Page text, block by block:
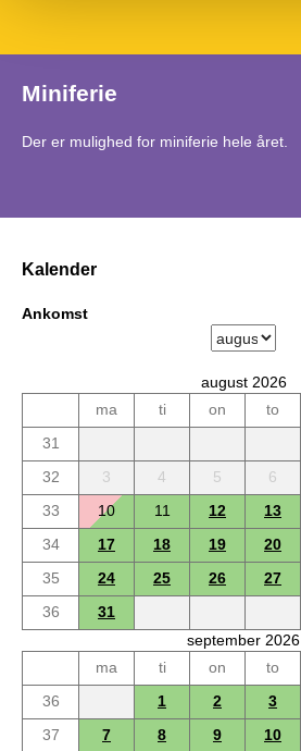
Miniferie
Der er mulighed for miniferie hele året.
Kalender
Ankomst
august 2026
ma
ti on to
31
32
3 4 5 6
33
10 11 12 13
34
17 18 19 20
35
24 25 26 27
36
31
september 2026
ma
ti on to
36
1 2 3
37
7 8 9 10